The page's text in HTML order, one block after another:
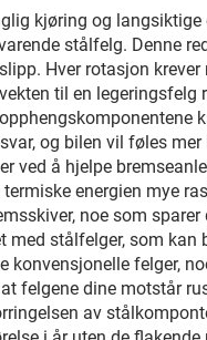
modell)
kjøring og
stålfelg. Denne
Hver rotasjon
til en legeringsfelg
og bilen vil føles
ved å hjelpe
energien mye
noe som
stålfelger, som kan
felger,
felgene dine motstår
av